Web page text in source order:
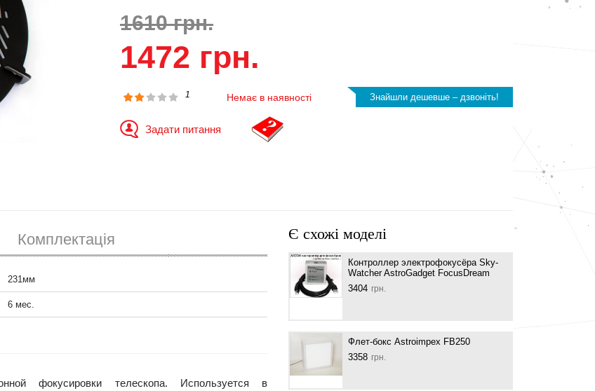
1610 грн.
1472 грн.
1 Немає в наявності Знайшли дешевше – дзвоніть!
Задати питання
Комплектація
231мм
6 мес.
фокусировки телескопа. Используется в
Є схожі моделі
Контроллер электрофокусёра Sky-
Watcher AstroGadget FocusDream
3404 грн.
Флет-бокс Astroimpex FB250
3358 грн.